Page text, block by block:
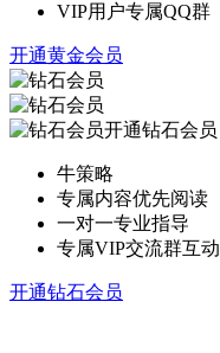
VIP用户专属QQ群
开通黄金会员
开通钻石会员
牛策略
专属内容优先阅读
一对一专业指导
专属VIP交流群互动
开通钻石会员